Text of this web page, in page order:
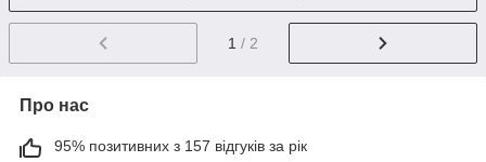
1 / 2
Про нас
95% позитивних з 157 відгуків за рік